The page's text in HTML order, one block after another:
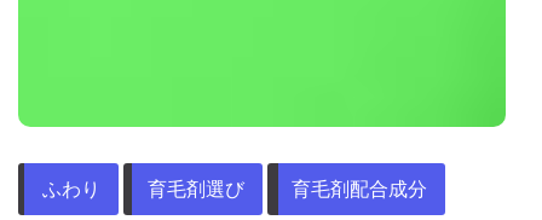
ふわり 育毛剤選び 育毛剤配合成分